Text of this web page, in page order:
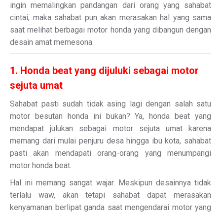
ingin memalingkan pandangan dari orang yang sahabat
cintai, maka sahabat pun akan merasakan hal yang sama
saat melihat berbagai motor honda yang dibangun dengan
desain amat memesona.
1. Honda beat yang dijuluki sebagai motor
sejuta umat
Sahabat pasti sudah tidak asing lagi dengan salah satu
motor besutan honda ini bukan? Ya, honda beat yang
mendapat julukan sebagai motor sejuta umat karena
memang dari mulai penjuru desa hingga ibu kota, sahabat
pasti akan mendapati orang-orang yang menumpangi
motor honda beat.
Hal ini memang sangat wajar. Meskipun desainnya tidak
terlalu waw, akan tetapi sahabat dapat merasakan
kenyamanan berlipat ganda saat mengendarai motor yang